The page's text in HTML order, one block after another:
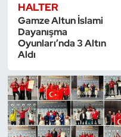
HALTER
Gamze Altun İslami
Dayanışma
Oyunları’nda 3 Altın
Aldı
Motor Sporları
Muay Thai
Optimist
Oryantiring